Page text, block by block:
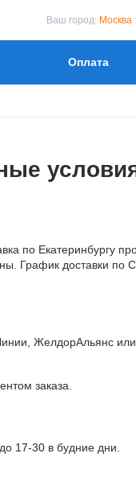
Ваш город: Москва
Оплата
по Екатеринбургу
График доставки
ЖелдорАльянс
заказа.
17-30 в будние дни.